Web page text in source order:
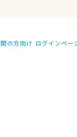
の方向け ログインペー